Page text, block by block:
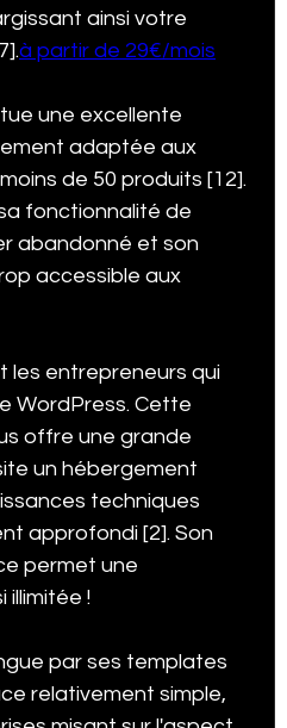
ainsi votre
à partir de 29€/mois
une excellente
adaptée aux
de 50 produits [12].
fonctionnalité de
abandonné et son
accessible aux
les entrepreneurs qui
WordPress. Cette
offre une grande
un hébergement
techniques
approfondi [2]. Son
permet une
illimitée !
par ses templates
relativement simple,